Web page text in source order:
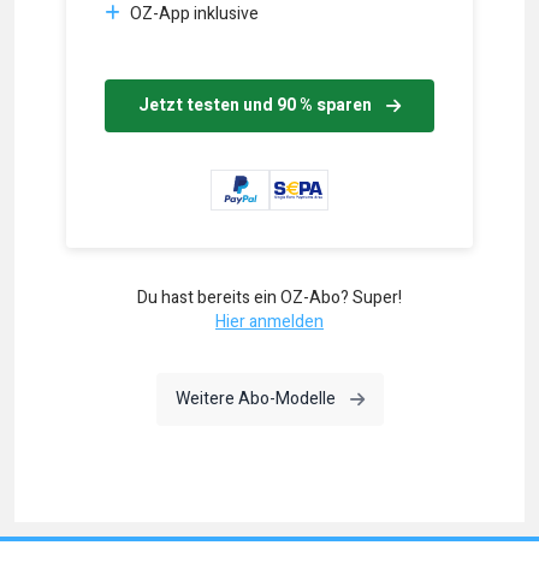
OZ-App inklusive
Jetzt testen und 90 % sparen
Du hast bereits ein OZ-Abo? Super!
Hier anmelden
Weitere Abo-Modelle